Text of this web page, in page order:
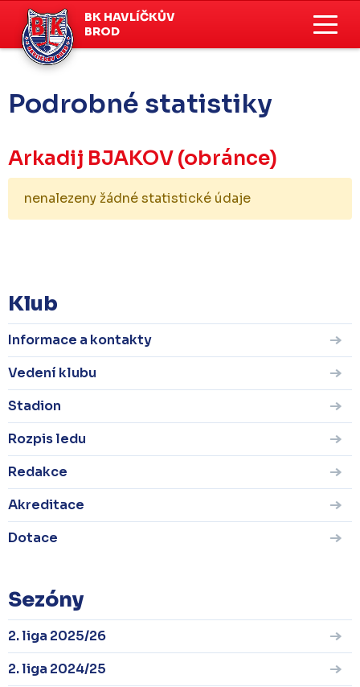
BK HAVLÍČKŮV
BROD
Podrobné statistiky
Arkadij BJAKOV(obránce)
nenalezeny žádné statistické údaje
Klub
Informace a kontakty
Vedení klubu
Stadion
Rozpis ledu
Redakce
Akreditace
Dotace
Sezóny
2. liga 2025/26
2. liga 2024/25